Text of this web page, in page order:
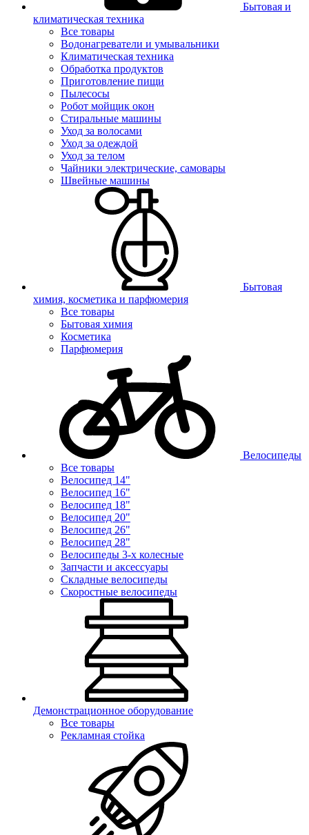
Бытовая и
климатическая техника
Все товары
Водонагреватели и умывальники
Климатическая техника
Обработка продуктов
Приготовление пищи
Пылесосы
Робот мойщик окон
Стиральные машины
Уход за волосами
Уход за одеждой
Уход за телом
Чайники электрические, самовары
Швейные машины
Бытовая
химия, косметика и парфюмерия
Все товары
Бытовая химия
Косметика
Парфюмерия
Велосипеды
Все товары
Велосипед 14"
Велосипед 16"
Велосипед 18"
Велосипед 20"
Велосипед 26"
Велосипед 28"
Велосипеды 3-х колесные
Запчасти и аксессуары
Складные велосипеды
Скоростные велосипеды
Демонстрационное оборудование
Все товары
Рекламная стойка